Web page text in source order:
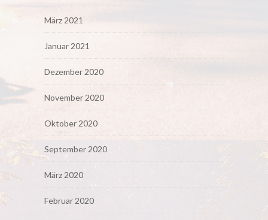
März 2021
Januar 2021
Dezember 2020
November 2020
Oktober 2020
September 2020
März 2020
Februar 2020